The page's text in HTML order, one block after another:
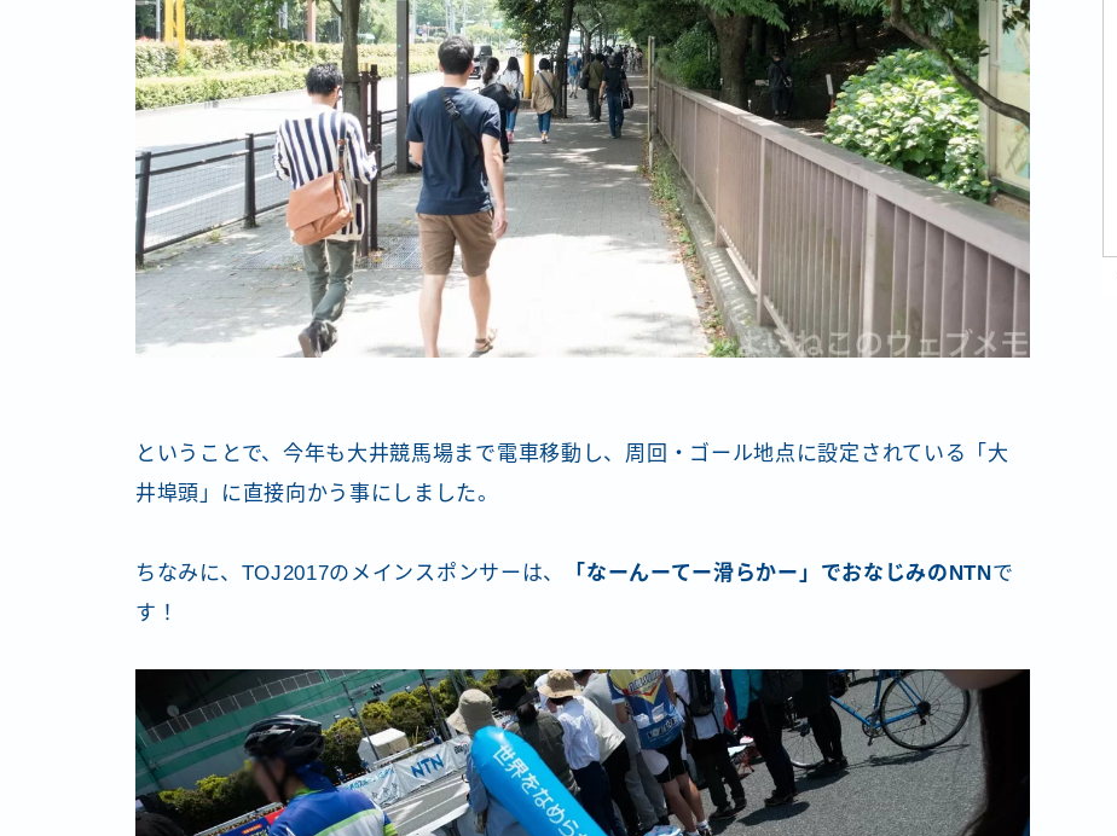
ということで、今年も大井競馬場まで電車移動し、周回・ゴール地点に設定されている「大
井埠頭」に直接向かう事にしました。
ちなみに、TOJ2017のメインスポンサーは、 「なーんーてー滑らかー」でおなじみのNTN で
す！